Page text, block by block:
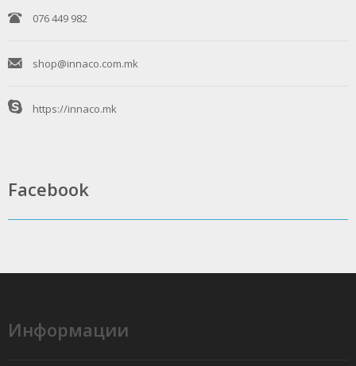
076 449 982
shop@innaco.com.mk
https://innaco.mk
Facebook
Информации